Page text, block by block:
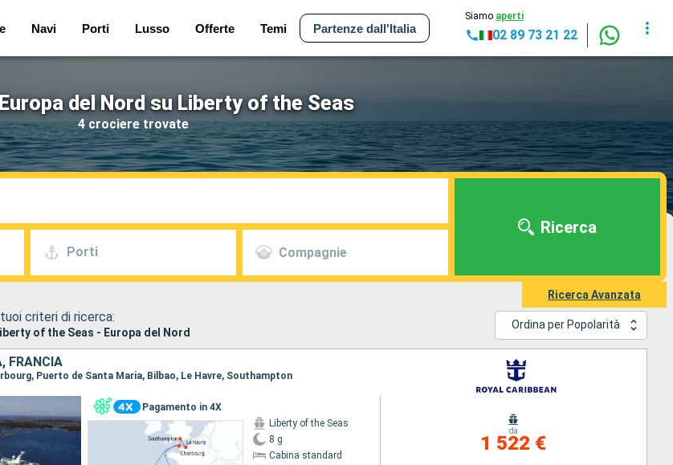
Navi Porti Lusso Offerte Temi Partenze dall'Italia
Siamo aperti
02 89 73 21 22
del Nord su Liberty of the Seas
4 crociere trovate
Porti Compagnie
Ricerca
Ricerca Avanzata
criteri di ricerca:
of the Seas - Europa del Nord
Ordina per Popolarità
FRANCIA
Puerto de Santa Maria, Bilbao, Le Havre, Southampton
Pagamento in 4X
Liberty of the Seas
8 g
Cabina standard
da
1 522 €